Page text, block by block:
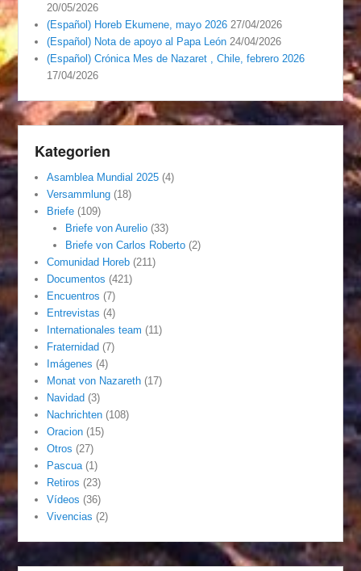
20/05/2026
(Español) Horeb Ekumene, mayo 2026 27/04/2026
(Español) Nota de apoyo al Papa León 24/04/2026
(Español) Crónica Mes de Nazaret , Chile, febrero 2026
17/04/2026
Kategorien
Asamblea Mundial 2025 (4)
Versammlung (18)
Briefe (109)
Briefe von Aurelio(33)
Briefe von Carlos Roberto(2)
Comunidad Horeb (211)
Documentos (421)
Encuentros (7)
Entrevistas (4)
Internationales team (11)
Fraternidad (7)
Imágenes (4)
Monat von Nazareth (17)
Navidad (3)
Nachrichten (108)
Oracion (15)
Otros (27)
Pascua (1)
Retiros (23)
Vídeos (36)
Vivencias (2)